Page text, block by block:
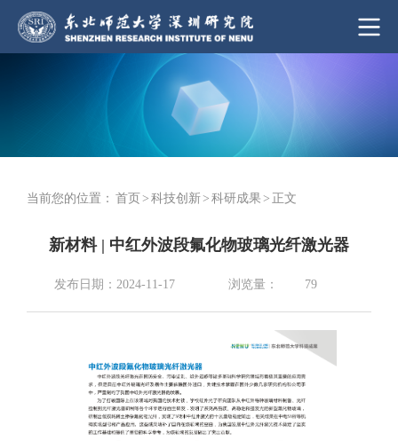
当前您的位置： 首页> 科技创新> 科研成果 > 正文
新材料 | 中红外波段氟化物玻璃光纤激光器
发布日期：2024-11-17 浏览量： 79